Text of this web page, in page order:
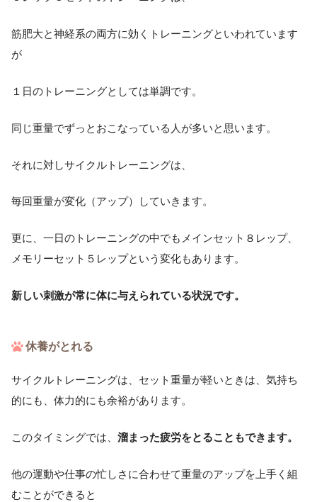
筋肥大と神経系の両方に効くトレーニングといわれています
が
１日のトレーニングとしては単調です。
同じ重量でずっとおこなっている人が多いと思います。
それに対しサイクルトレーニングは、
毎回重量が変化（アップ）していきます。
更に、一日のトレーニングの中でもメインセット８レップ、
メモリーセット５レップという変化もあります。
新しい刺激が常に体に与えられている状況です。
休養がとれる
サイクルトレーニングは、セット重量が軽いときは、気持ち
的にも、体力的にも余裕があります。
このタイミングでは、 溜まった疲労をとることもできます。
他の運動や仕事の忙しさに合わせて重量のアップを上手く組
むことができると